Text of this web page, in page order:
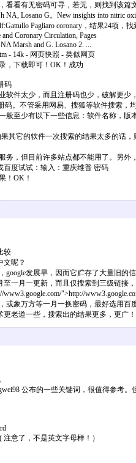
看看有无密码可寻，若无，则找到该篇
NA, Losano G。New insights into nitric
Pagliaro coronary，结果24项，
Coronary Circulation, Pages
Marsh and G. Losano 2. ...
- 14k - 网页快照 - 类似网页
，下载即可！OK！成功
码
软件太少，而且注册码也少，破解更少
码。不管采用网易、搜狐等软件搜索，
般至少有以下一些信息：软件名称，版
其它的软件一次搜索的结果太多的话
务，但目前许多站点都不能用了。另
百度试试：输入：重庆维普 密码
！OK！
较
文呢？
google发展早，因而它贮存了大量旧的
至一月一更新，而且仅搜索到三级链接
www3.google.com/">http://
或象万方等一月一换密码，最好选用
老道一些，搜索出的结果更多，更广！
公布的一些关键词，很值得参考
注意了，不是英文字母样！）